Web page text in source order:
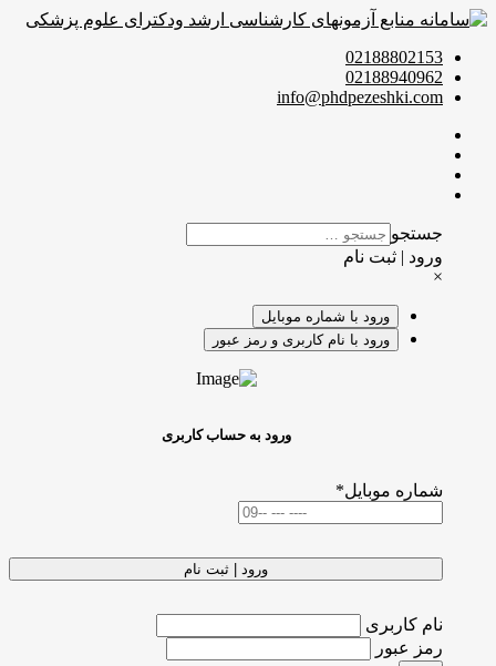
| ثبت نام
ورود با شماره موبایل
ورود با نام کاربری و رمز عبور
ورود به حساب کاربری
موبایل*
ورود | ثبت نام
کاربری
عبور